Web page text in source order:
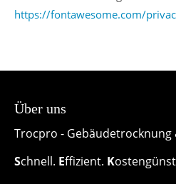
https://fontawesome.com/
Über uns
Trocpro - Gebäudetrocknung
Schnell. Effizient. K